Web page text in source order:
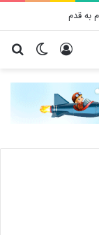
به قدم
تغییر ورود